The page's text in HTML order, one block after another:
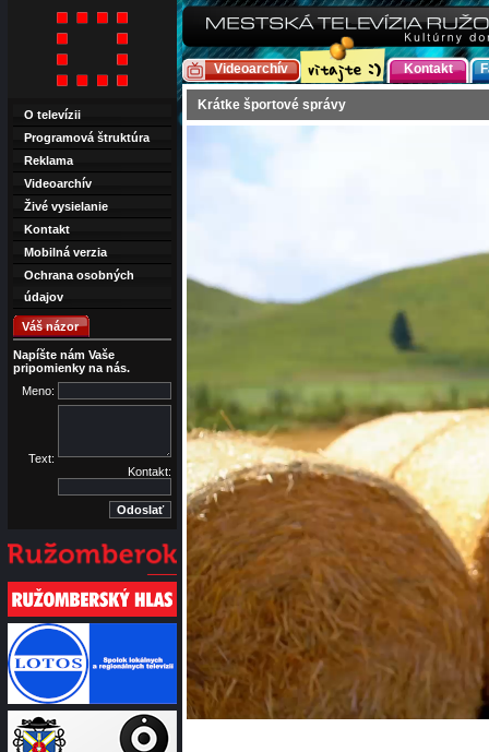
Videoarchív Kontakt
Krátke športové správy
O televízii
Programová štruktúra
Reklama
Videoarchív
Živé vysielanie
Kontakt
Mobilná verzia
Ochrana osobných
údajov
Váš názor
Napíšte nám Vaše
pripomienky na nás.
Meno:
Text:
Kontakt: